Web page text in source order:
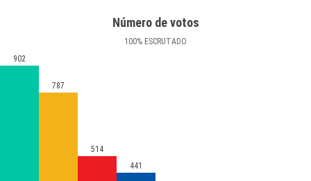
Número de votos
100% ESCRUTADO
902
787
514
441